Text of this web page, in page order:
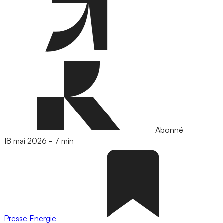
Abonné
18 mai 2026 - 7 min
Presse Energie